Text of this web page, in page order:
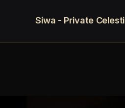
Siwa - Private